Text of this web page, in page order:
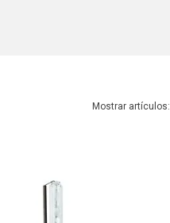
Mostrar artículos: